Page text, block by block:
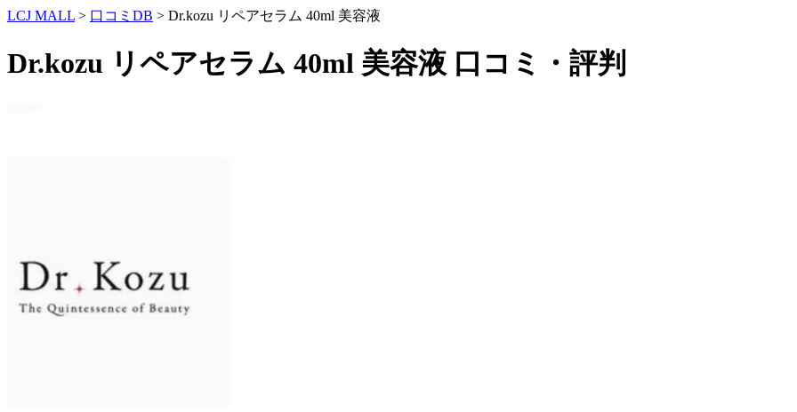
LCJ MALL > 口コミDB > Dr.kozu リペアセラム 40ml 美容液
Dr.kozu リペアセラム 40ml 美容液 口コミ・評判